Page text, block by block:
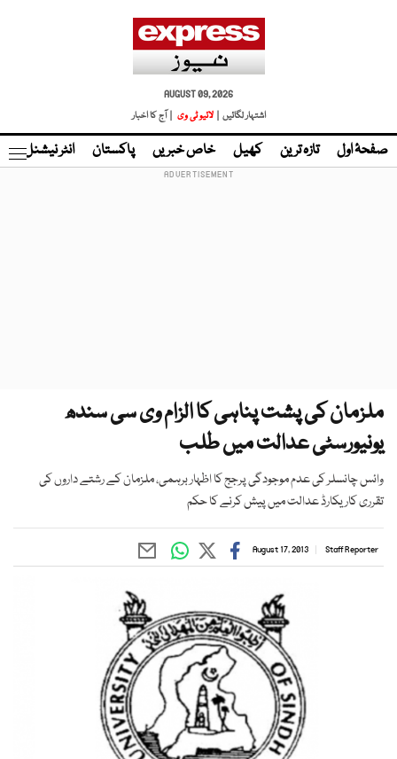
AUGUST 09, 2026
اشتہار لگائیں |
لائیو ٹی وی | آج کا اخبار
صفحۂ اول تازہ ترین کھیل خاص خبریں پاکستان انٹر نیشنل
ملزمان کی پشت پناہی کا الزام وی سی سندھ
یونیورسٹی عدالت میں طلب
وائس چانسلر کی عدم موجودگی پرجج کا اظہار برہمی، ملزمان کے رشتے داروں کی
تقرری کاریکارڈ عدالت میں پیش کرنے کا حکم
Staff Reporter
August 17, 2013